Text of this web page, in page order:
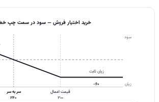
خرید اختیار فروش — سود در سمت چپ
سر به سر
240
قیمت اعمال
300
زیان ثابت
−60
سود
زیان